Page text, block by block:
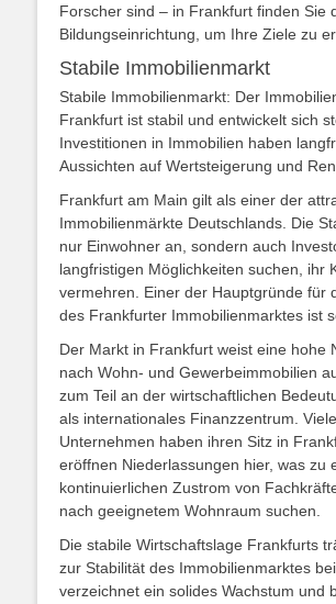
Forscher sind – in Frankfurt finden Sie
Bildungseinrichtung, um Ihre Ziele zu
Stabile Immobilienmarkt
Stabile Immobilienmarkt: Der
Frankfurt ist stabil und entwickelt sich
Investitionen in Immobilien haben
Aussichten auf Wertsteigerung und
Frankfurt am Main gilt als einer der
Immobilienmärkte Deutschlands. Die
nur Einwohner an, sondern auch
langfristigen Möglichkeiten suchen, ihr
vermehren. Einer der Hauptgründe für
des Frankfurter Immobilienmarktes ist
Der Markt in Frankfurt weist eine hohe
nach Wohn- und Gewerbeimmobilien
zum Teil an der wirtschaftlichen
als internationales Finanzzentrum. Viele
Unternehmen haben ihren Sitz in
eröffnen Niederlassungen hier, was zu
kontinuierlichen Zustrom von
nach geeignetem Wohnraum suchen.
Die stabile Wirtschaftslage Frankfurts
zur Stabilität des Immobilienmarktes
verzeichnet ein solides Wachstum und